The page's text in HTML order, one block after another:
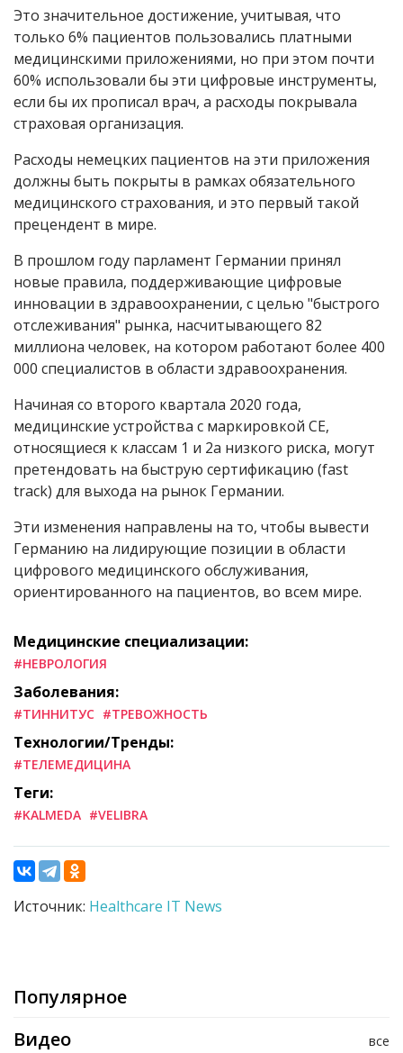
Это значительное достижение, учитывая, что
только 6% пациентов пользовались платными
медицинскими приложениями, но при этом почти
60% использовали бы эти цифровые инструменты,
если бы их прописал врач, а расходы покрывала
страховая организация.
Расходы немецких пациентов на эти приложения
должны быть покрыты в рамках обязательного
медицинского страхования, и это первый такой
прецендент в мире.
В прошлом году парламент Германии принял
новые правила, поддерживающие цифровые
инновации в здравоохранении, с целью "быстрого
отслеживания" рынка, насчитывающего 82
миллиона человек, на котором работают более 400
000 специалистов в области здравоохранения.
Начиная со второго квартала 2020 года,
медицинские устройства с маркировкой СЕ,
относящиеся к классам 1 и 2a низкого риска, могут
претендовать на быструю сертификацию (fast
track) для выхода на рынок Германии.
Эти изменения направлены на то, чтобы вывести
Германию на лидирующие позиции в области
цифрового медицинского обслуживания,
ориентированного на пациентов, во всем мире.
Медицинские специализации:
#НЕВРОЛОГИЯ
Заболевания:
#ТИННИТУС #ТРЕВОЖНОСТЬ
Технологии/Тренды:
#ТЕЛЕМЕДИЦИНА
Теги:
#KALMEDA #VELIBRA
Источник: Healthcare IT News
Популярное
все
Видео